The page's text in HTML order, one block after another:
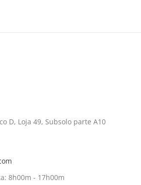
D, Loja 49, Subsolo parte A10
8h00m - 17h00m